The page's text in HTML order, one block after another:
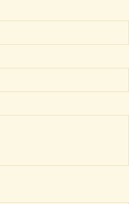
自悠学舎」開設
推進エクセレント企業認定
おいて